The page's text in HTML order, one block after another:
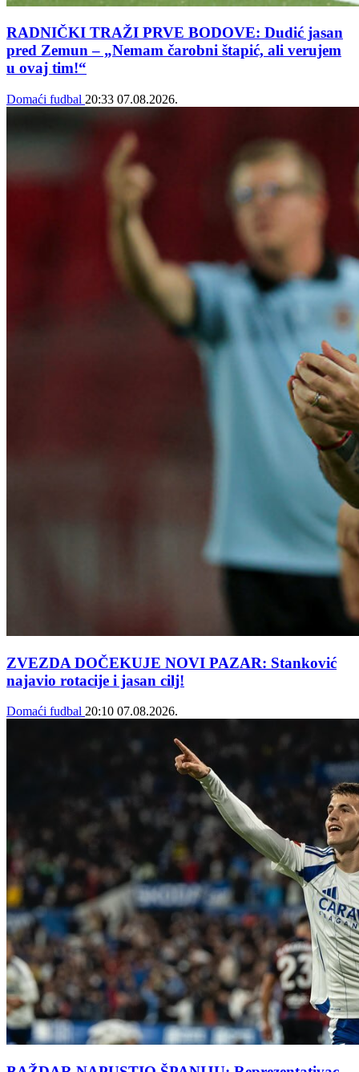
RADNIČKI TRAŽI PRVE BODOVE: Dudić jasan
pred Zemun – „Nemam čarobni štapić, ali verujem
u ovaj tim!“
Domaći fudbal 20:33 07.08.2026.
ZVEZDA DOČEKUJE NOVI PAZAR: Stanković
najavio rotacije i jasan cilj!
Domaći fudbal 20:10 07.08.2026.